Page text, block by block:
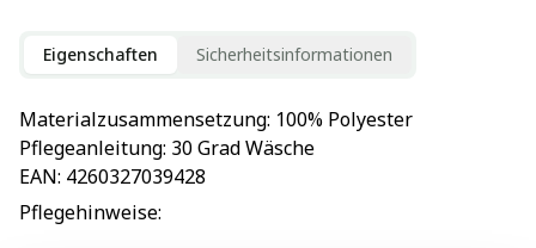
Eigenschaften Sicherheitsinformationen
Materialzusammensetzung: 100% Polyester
Pflegeanleitung: 30 Grad Wäsche
EAN: 4260327039428
Pflegehinweise: